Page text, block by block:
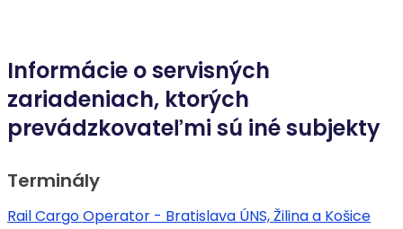
Informácie o servisných
zariadeniach, ktorých
prevádzkovateľmi sú iné subjekty
Terminály
Rail Cargo Operator - Bratislava ÚNS, Žilina a Košice